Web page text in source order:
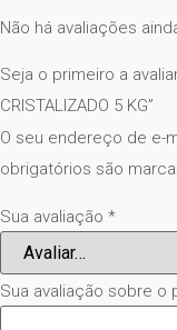
Não há avaliações
Seja o primeiro a avaliar
CRISTALIZADO 5 KG”
O seu endereço de e-
obrigatórios são
Sua avaliação *
Sua avaliação sobre o